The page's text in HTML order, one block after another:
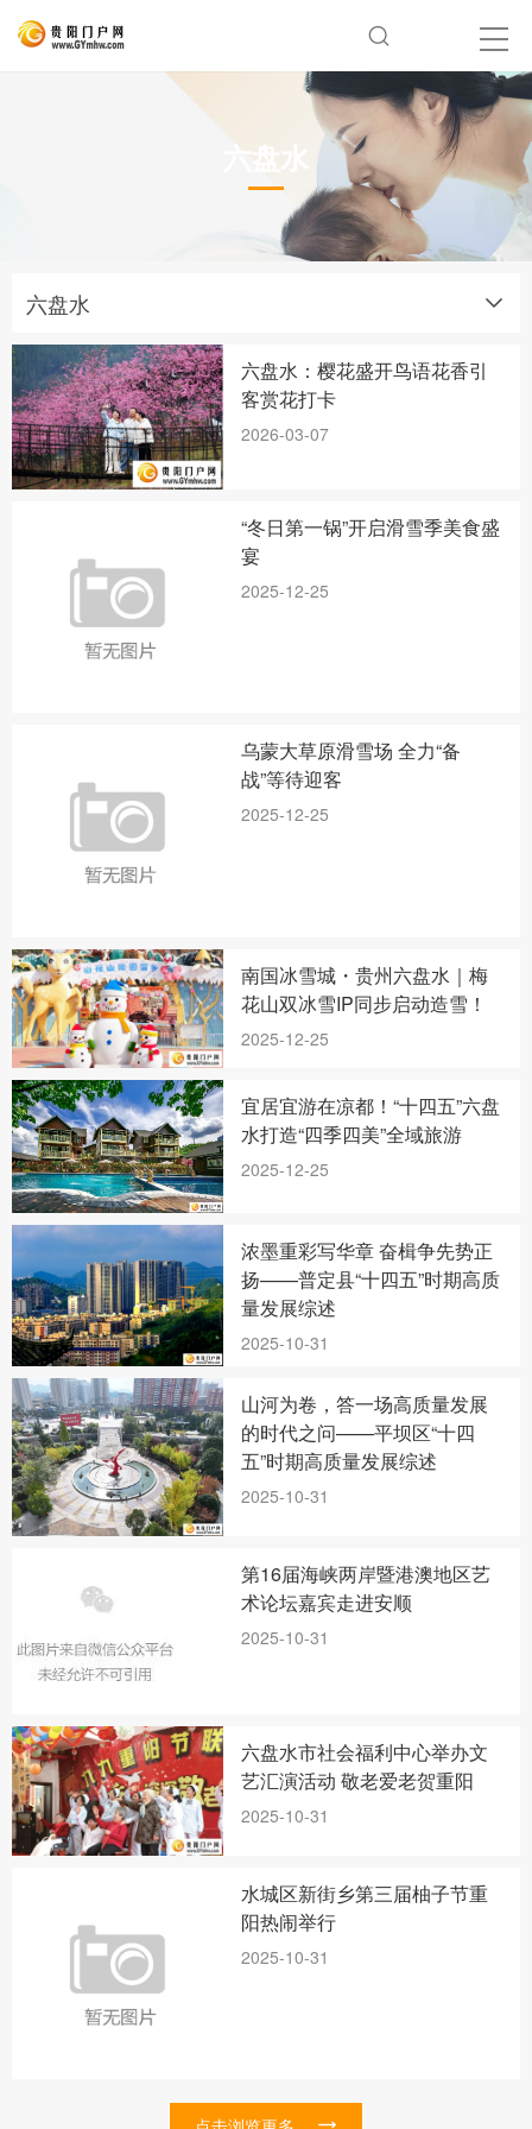
六盘水
六盘水
六盘水：樱花盛开鸟语花香引
客赏花打卡
2026-03-07
“冬日第一锅”开启滑雪季美食盛
宴
2025-12-25
乌蒙大草原滑雪场 全力“备
战”等待迎客
2025-12-25
南国冰雪城・贵州六盘水｜梅
花山双冰雪IP同步启动造雪！
2025-12-25
宜居宜游在凉都！“十四五”六盘
水打造“四季四美”全域旅游
2025-12-25
浓墨重彩写华章 奋楫争先势正
扬——普定县“十四五”时期高质
量发展综述
2025-10-31
山河为卷，答一场高质量发展
的时代之问——平坝区“十四
五”时期高质量发展综述
2025-10-31
第16届海峡两岸暨港澳地区艺
术论坛嘉宾走进安顺
2025-10-31
六盘水市社会福利中心举办文
艺汇演活动 敬老爱老贺重阳
2025-10-31
水城区新街乡第三届柚子节重
阳热闹举行
2025-10-31